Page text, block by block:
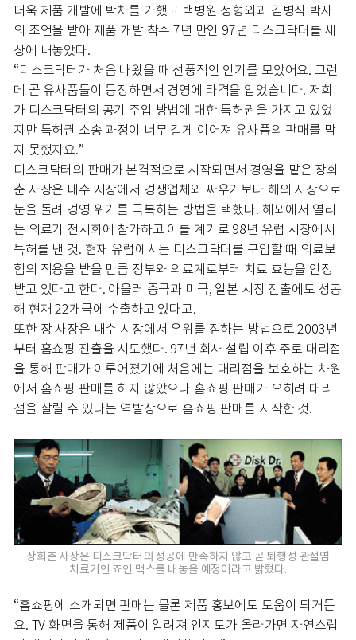
더욱 제품 개발에 박차를 가했고 백병원 정형외과 김병직 박사
의 조언을 받아 제품 개발 착수 7년 만인 97년 디스크닥터를 세
상에 내놓았다.
“디스크닥터가 처음 나왔을 때 선풍적인 인기를 모았어요. 그런
데 곧 유사품들이 등장하면서 경영에 타격을 입었습니다. 저희
가 디스크닥터의 공기 주입 방법에 대한 특허권을 가지고 있었
지만 특허권 소송 과정이 너무 길게 이어져 유사품의 판매를 막
지 못했지요.”
디스크닥터의 판매가 본격적으로 시작되면서 경영을 맡은 장희
춘 사장은 내수 시장에서 경쟁업체와 싸우기보다 해외 시장으로
눈을 돌려 경영 위기를 극복하는 방법을 택했다. 해외에서 열리
는 의료기 전시회에 참가하고 이를 계기로 98년 유럽 시장에서
특허를 낸 것. 현재 유럽에서는 디스크닥터를 구입할 때 의료보
험의 적용을 받을 만큼 정부와 의료계로부터 치료 효능을 인정
받고 있다고 한다. 아울러 중국과 미국, 일본 시장 진출에도 성공
해 현재 22개국에 수출하고 있다고.
또한 장 사장은 내수 시장에서 우위를 점하는 방법으로 2003년
부터 홈쇼핑 진출을 시도했다. 97년 회사 설립 이후 주로 대리점
을 통해 판매가 이루어졌기에 처음에는 대리점을 보호하는 차원
에서 홈쇼핑 판매를 하지 않았으나 홈쇼핑 판매가 오히려 대리
점을 살릴 수 있다는 역발상으로 홈쇼핑 판매를 시작한 것.
장희춘 사장은 디스크닥터의 성공에 만족하지 않고 곧 퇴행성 관절염
치료기인 죠인 맥스를 내놓을 예정이라고 밝혔다.
“홈쇼핑에 소개되면 판매는 물론 제품 홍보에도 도움이 되거든
요. TV 화면을 통해 제품이 알려져 인지도가 올라가면 자연스럽